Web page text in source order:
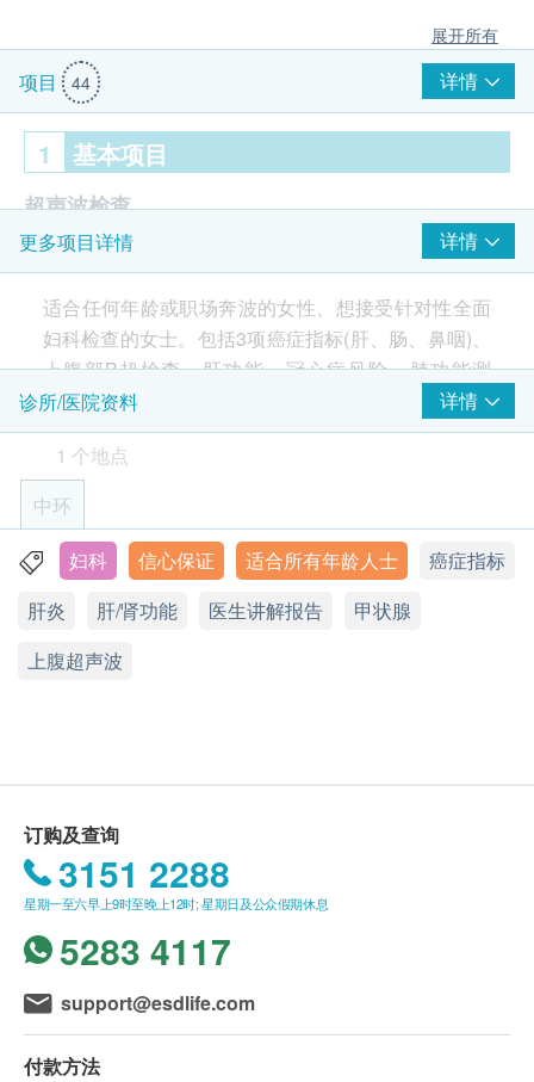
展开所有
项目 44 详情
1 基本项目
超声波检查
超声波上腹部
癌症指标
甲种胎蛋白 (肝癌)
大肠癌风险评估
癌胚抗原
鼻咽癌风险评估
病毒抗体检验 EBV
心脏检查
静卧心电图
血压
体质指标
身高
体重
血脂
总胆固醇
更多项目详情 详情
适合任何年龄或职场奔波的女性、想接受针对性全面
妇科检查的女士。包括3项癌症指标(肝、肠、鼻咽)、
上腹部B超檢查、肝功能、冠心病风险、肺功能测
试、糖尿病、静态心电图。
包括3项癌症指标(肝、肠、鼻咽)、B超上腹检查、肝
功能、贫血、肾功能、冠心病风险、肺功能测试、糖
尿病、甲状腺功能、静态心电图。
- 请详阅以下「条款及细则」了解更多服务需知及注
意事项
诊所/医院资料
详情
1 个地点
中环
香港中环皇后大道中30号娱乐行8楼A室
星期一至五︰9:00a.m. – 6:00p.m.
星期日及公众假期︰休息
妇科 信心保证 适合所有年龄人士
癌症指标
肝炎
肝/肾功能 医生讲解报告
甲状腺
上腹超声波
订购及查询
3151 2288
星期一至六早上9时至晚上12时; 星期日及公众假期休息
5283 4117
support@esdlife.com
付款方法